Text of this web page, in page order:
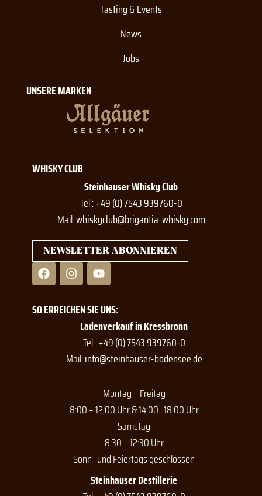
Tasting & Events
News
Jobs
UNSERE MARKEN
WHISKY CLUB
Steinhauser Whisky Club
Tel.:+49 (0) 7543 939760-0
Mail:whiskyclub@brigantia-whisky.com
NEWSLETTER ABONNIEREN
F
a
c
e
b
I
n
s
t
a
m
Y
o
u
t
u
b
e
SO ERREICHEN SIE UNS:
Ladenverkauf in Kressbronn
Tel.:+49 (0) 7543 939760-0
Mail:info@steinhauser-bodensee.de
Montag – Freitag
8:00 – 12:00 Uhr & 14:00 -18:00 Uhr
Samstag
8:30 – 12:30 Uhr
Sonn- und Feiertags geschlossen
Steinhauser Destillerie